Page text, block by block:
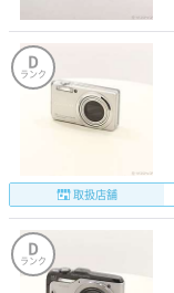
D
ランク
取扱店舗
D
ランク